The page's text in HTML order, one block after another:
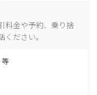
料金や予約、乗り捨
ださい。
等